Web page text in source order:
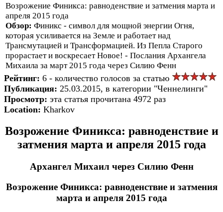
Возрожение Финикса: равноденствие и затмения марта и
апреля 2015 года
Обзор: Финикс - символ для мощной энергии Огня,
которая усиливается на Земле и работает над
Трансмутацией и Трансформацией. Из Пепла Старого
прорастает и воскресает Новое! - Послания Архангела
Михаила за март 2015 года через Силию Фенн
Рейтинг: 6 - количество голосов за статью
Публикация: 25.03.2015, в категории "Ченнелинги"
Просмотр: эта статья прочитана 4972 раз
Location: Kharkov
Возрожение Финикса: равноденствие и
затмения марта и апреля 2015 года
Архангел Михаил через Силию Фенн
Возрожение Финикса: равноденствие и затмения
марта и апреля 2015 года